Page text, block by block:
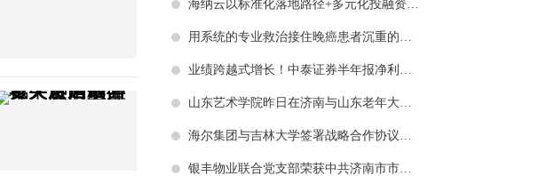
海纳云以标准化落地路径+多元化投融资体系搭建“六张网”，赋能新型基础设施高质量发展
用系统的专业救治接住晚癌患者沉重的托付——银丰（济南）医院肿瘤科给病人一张可以安放灵魂的床
业绩跨越式增长！中泰证券半年报净利预增146.31%，多条业务线同步增收
山东艺术学院昨日在济南与山东老年大学签订战略合作协议
海尔集团与吉林大学签署战略合作协议，深化产教融合发展新质生产力
银丰物业联合党支部荣获中共济南市市中区委颁发的“先进基层党组织”称号